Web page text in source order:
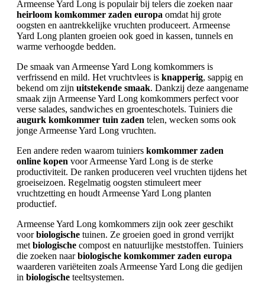
Armeense Yard Long is populair bij telers die zoeken naar
heirloom komkommer zaden europa omdat hij grote
oogsten en aantrekkelijke vruchten produceert. Armeense
Yard Long planten groeien ook goed in kassen, tunnels en
warme verhoogde bedden.
De smaak van Armeense Yard Long komkommers is
verfrissend en mild. Het vruchtvlees is knapperig, sappig en
bekend om zijn uitstekende smaak. Dankzij deze aangename
smaak zijn Armeense Yard Long komkommers perfect voor
verse salades, sandwiches en groenteschotels. Tuiniers die
augurk komkommer tuin zaden telen, wecken soms ook
jonge Armeense Yard Long vruchten.
Een andere reden waarom tuiniers komkommer zaden
online kopen voor Armeense Yard Long is de sterke
productiviteit. De ranken produceren veel vruchten tijdens het
groeiseizoen. Regelmatig oogsten stimuleert meer
vruchtzetting en houdt Armeense Yard Long planten
productief.
Armeense Yard Long komkommers zijn ook zeer geschikt
voorbiologische tuinen. Ze groeien goed in grond verrijkt
met biologische compost en natuurlijke meststoffen. Tuiniers
die zoeken naarbiologische komkommer zaden europa
waarderen variëteiten zoals Armeense Yard Long die gedijen
in biologische teeltsystemen.